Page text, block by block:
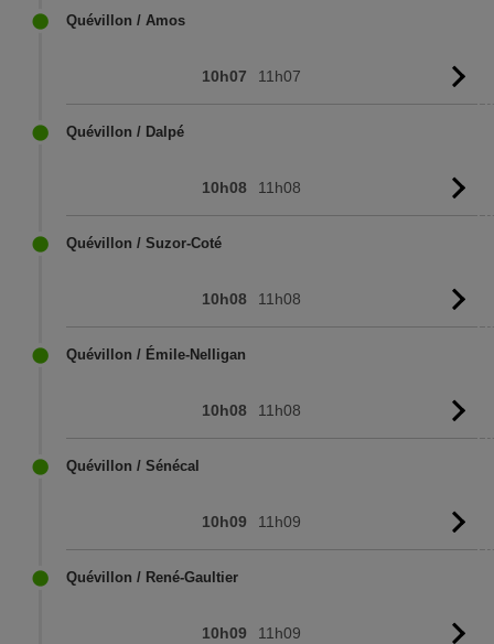
Quévillon / Amos
10h07 11h07
Quévillon / Dalpé
10h08 11h08
Quévillon / Suzor-Coté
10h08 11h08
Quévillon / Émile-Nelligan
10h08 11h08
Quévillon / Sénécal
10h09 11h09
Quévillon / René-Gaultier
10h09 11h09